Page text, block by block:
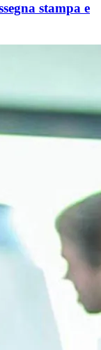
stampa e